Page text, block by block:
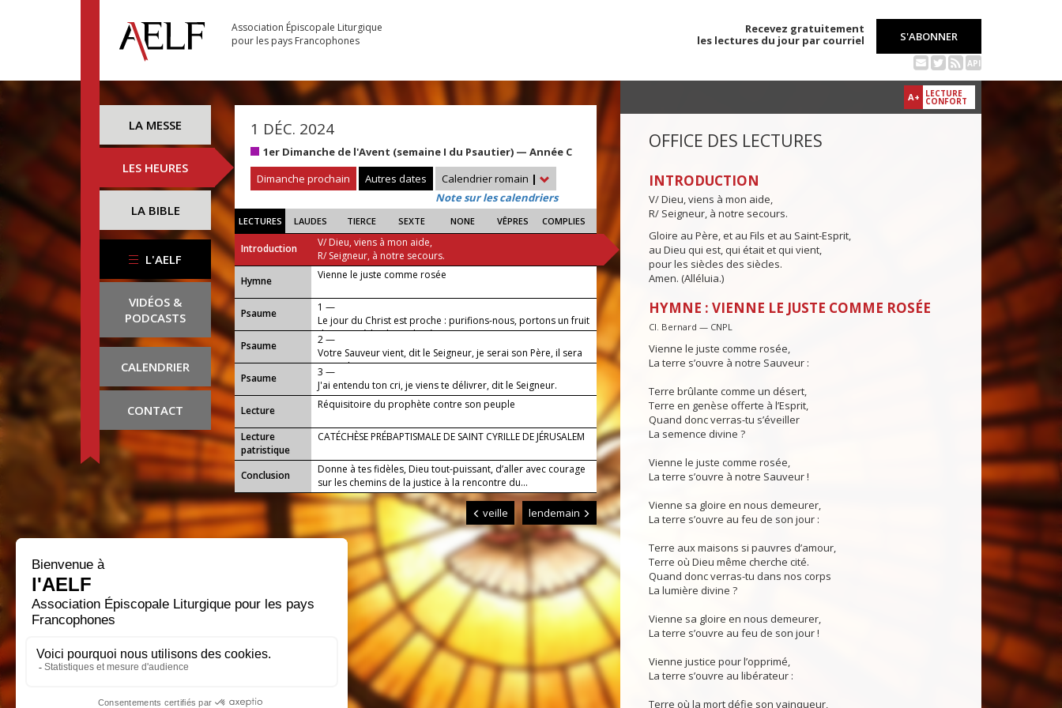
Association Épiscopale Liturgique
pour les pays Francophones
Recevez gratuitement
les lectures du jour par courriel
S'ABONNER
API
LA MESSE
LES HEURES
LA BIBLE
L'AELF
VIDÉOS &
PODCASTS
CALENDRIER
CONTACT
1 DÉC. 2024
1er Dimanche de l'Avent (semaine I du Psautier) — Année C
Dimanche prochain
Autres dates Calendrier romain |
Note sur les calendriers
LECTURES LAUDES TIERCE SEXTE NONE VÊPRES COMPLIES
Introduction
V/ Dieu, viens à mon aide,
R/ Seigneur, à notre secours.
...
Hymne Vienne le juste comme rosée
Psaume
1 —
Le jour du Christ est proche : purifions-nous, portons un fruit
de justice à la gloire du Père.
Psaume
2 —
Votre Sauveur vient, dit le Seigneur, je serai son Père, il sera
mon Fils.
Psaume
3 —
J'ai entendu ton cri, je viens te délivrer, dit le Seigneur.
Lecture
Réquisitoire du prophète contre son peuple
Lecture
patristique
CATÉCHÈSE PRÉBAPTISMALE DE SAINT CYRILLE DE JÉRUSALEM
Conclusion
Donne à tes fidèles, Dieu tout-puissant, d’aller avec courage
sur les chemins de la justice à la rencontre du...
veille lendemain
A+ LECTURE
CONFORT
OFFICE DES LECTURES
INTRODUCTION
V/ Dieu, viens à mon aide,
R/ Seigneur, à notre secours.
Gloire au Père, et au Fils et au Saint-Esprit,
au Dieu qui est, qui était et qui vient,
pour les siècles des siècles.
Amen. (Alléluia.)
HYMNE : VIENNE LE JUSTE COMME ROSÉE
Cl. Bernard — CNPL
Vienne le juste comme rosée,
La terre s’ouvre à notre Sauveur :
Terre brûlante comme un désert,
Terre en genèse offerte à l’Esprit,
Quand donc verras-tu s’éveiller
La semence divine ?
Vienne le juste comme rosée,
La terre s’ouvre à notre Sauveur !
Vienne sa gloire en nous demeurer,
La terre s’ouvre au feu de son jour :
Terre aux maisons si pauvres d’amour,
Terre où Dieu même cherche cité.
Quand donc verras-tu dans nos corps
La lumière divine ?
Vienne sa gloire en nous demeurer,
La terre s’ouvre au feu de son jour !
Vienne justice pour l’opprimé,
La terre s’ouvre au libérateur :
Terre où la mort défie son vainqueur,